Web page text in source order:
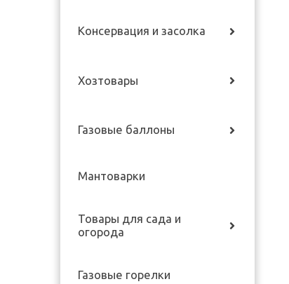
Консервация и засолка
Хозтовары
Газовые баллоны
Мантоварки
Товары для сада и
огорода
Газовые горелки